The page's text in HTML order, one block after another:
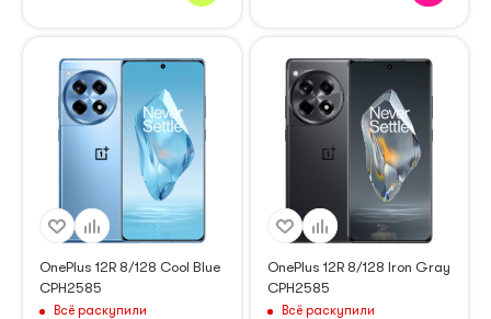
OnePlus 12R 8/128 Cool Blue
CPH2585
Всё раскупили
OnePlus 12R 8/128 Iron Gray
CPH2585
Всё раскупили